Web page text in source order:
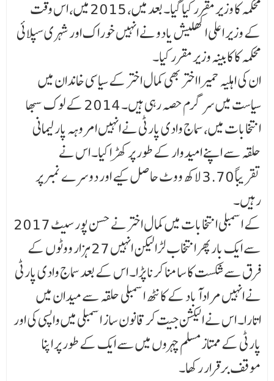
محکمہ کا وزیر مقرر کیا گیا۔ بعد میں، 2015 میں، اس وقت
کے وزیر اعلی اکھلیش یادو نے انہیں خوراک اور شہری سپلائی
محکمہ کا کابینہ وزیر مقرر کیا۔
ان کی اہلیہ حمیرا اختر بھی کمال اختر کے سیاسی خاندان میں
سیاست میں سرگرم حصہ رہی ہیں۔ 2014 کے لوک سبھا
انتخابات میں، سماج وادی پارٹی نے انہیں امروہہ پارلیمانی
حلقہ سے اپنے امیدوار کے طور پر کھڑا کیا۔ اس نے
تقریباً 3.70 لاکھ ووٹ حاصل کیے اور دوسرے نمبر پر
رہیں۔
2017 کے اسمبلی انتخابات میں کمال اختر نے حسن پور سیٹ
سے ایک بار پھر انتخاب لڑا لیکن انہیں 27 ہزار ووٹوں کے
فرق سے شکست کا سامنا کرنا پڑا۔ اس کے بعد سماج وادی پارٹی
نے انہیں مرادآباد کے کانٹھ اسمبلی حلقہ سے میدان میں
اتارا۔ اس نے الیکشن جیت کر قانون ساز اسمبلی میں واپسی کی اور
پارٹی کے ممتاز مسلم چہروں میں سے ایک کے طور پر اپنا
موقف برقرار رکھا۔